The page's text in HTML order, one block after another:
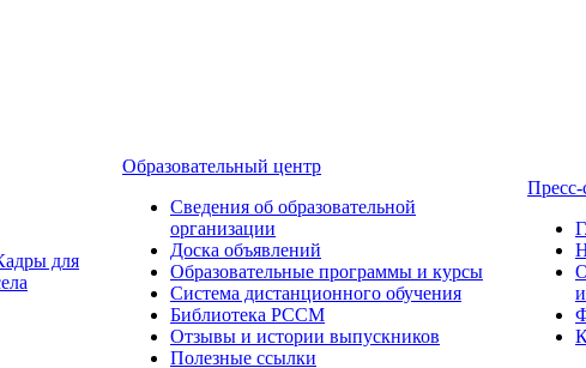
для
Образовательный центр
Сведения об образовательной
организации
Доска объявлений
Образовательные программы и курсы
Система дистанционного обучения
Библиотека РССМ
Отзывы и истории выпускников
Полезные ссылки
Пресс-